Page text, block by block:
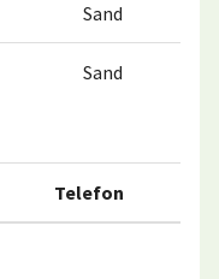
Sand
Sand
Telefon